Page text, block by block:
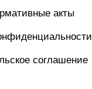
акты
соглашение